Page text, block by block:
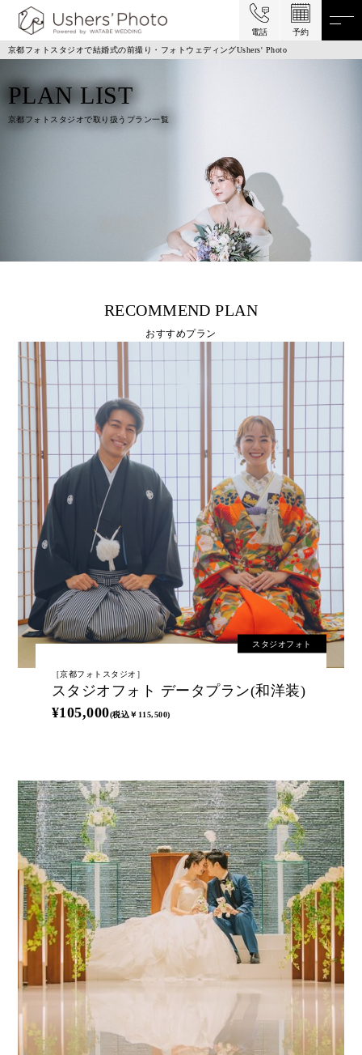
電話 予約
京都フォトスタジオで結婚式の前撮り・フォトウェディングUshers' Photo
PLAN LIST
京都フォトスタジオで取り扱うプラン一覧
RECOMMEND PLAN
おすすめプラン
［京都フォトスタジオ］
スタジオフォト データプラン(和洋装)
¥105,000(税込￥115,500)
スタジオフォト